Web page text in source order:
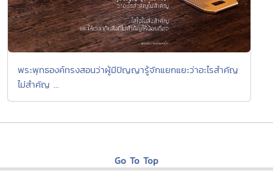
พระพุทธองค์ทรงสอนว่าผู้มีปัญญารู้จักแยกแยะว่าอะไรสำคัญ
ไม่สำคัญ ...
Go To Top